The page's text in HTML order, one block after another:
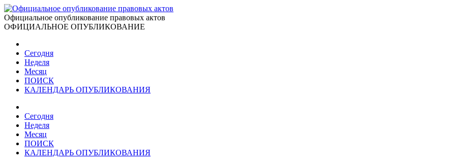
Официальное опубликование правовых актов
ОФИЦИАЛЬНОЕ ОПУБЛИКОВАНИЕ
Сегодня
Неделя
Месяц
ПОИСК
КАЛЕНДАРЬ ОПУБЛИКОВАНИЯ
Сегодня
Неделя
Месяц
ПОИСК
КАЛЕНДАРЬ ОПУБЛИКОВАНИЯ